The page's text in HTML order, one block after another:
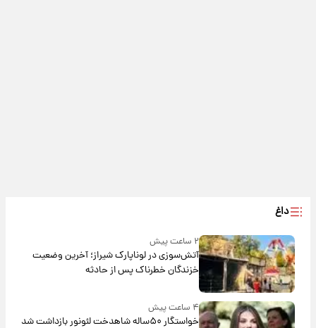
داغ
۲ ساعت پیش
آتش‌سوزی در لوناپارک شیراز؛ آخرین وضعیت
خزندگان خطرناک پس از حادثه
۴ ساعت پیش
خواستگار ۵۰ساله شاهدخت لئونور بازداشت شد